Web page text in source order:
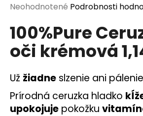
Priemerné
produktu
je
0,0
z
5
hviezdičiek.
Neohodnotené Podrobnosti
100%Pure
oči krémová
Už žiadne slzenie ani
Prírodná ceruzka hladko
upokojuje pokožku
HĽADAŤ
O
d
p
o